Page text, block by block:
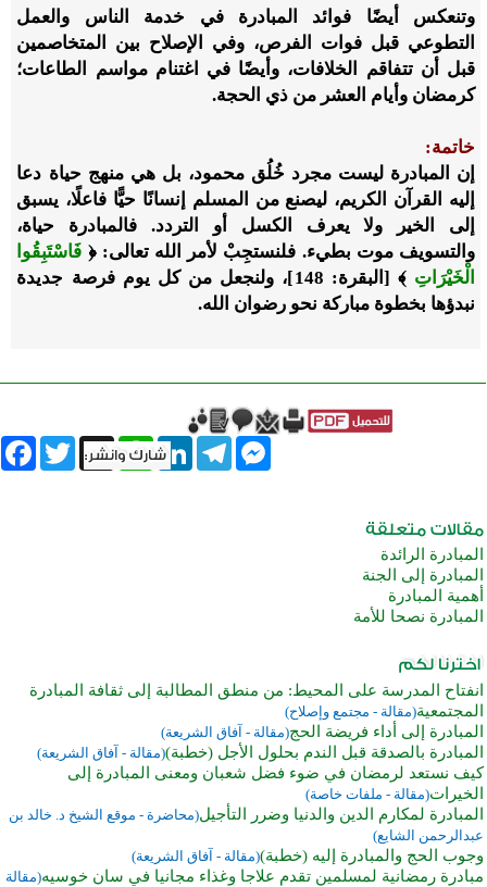
وتنعكس أيضًا فوائد المبادرة في خدمة الناس والعمل
التطوعي قبل فوات الفرص، وفي الإصلاح بين المتخاصمين
قبل أن تتفاقم الخلافات، وأيضًا في اغتنام مواسم الطاعات؛
كرمضان وأيام العشر من ذي الحجة.
خاتمة:
إن المبادرة ليست مجرد خُلُق محمود، بل هي منهج حياة دعا
إليه القرآن الكريم، ليصنع من المسلم إنسانًا حيًّا فاعلًا، يسبق
إلى الخير ولا يعرف الكسل أو التردد. فالمبادرة حياة،
والتسويف موت بطيء. فلنستجِبْ لأمر الله تعالى: ﴿ فَاسْتَبِقُوا
الْخَيْرَاتِ
﴾ [البقرة: 148]، ولنجعل من كل يوم فرصة جديدة
نبدؤها بخطوة مباركة نحو رضوان الله.
Twitter X
WhatsAppLinkedInTelegram
Messenger
المبادرة الرائدة
المبادرة إلى الجنة
أهمية المبادرة
المبادرة نصحا للأمة
انفتاح المدرسة على المحيط: من منطق المطالبة إلى ثقافة المبادرة
المجتمعية(مقالة - مجتمع وإصلاح)
المبادرة إلى أداء فريضة الحج(مقالة - آفاق الشريعة)
المبادرة بالصدقة قبل الندم بحلول الأجل (خطبة)(مقالة - آفاق الشريعة)
كيف نستعد لرمضان في ضوء فضل شعبان ومعنى المبادرة إلى
الخيرات(مقالة - ملفات خاصة)
المبادرة لمكارم الدين والدنيا وضرر التأجيل(محاضرة - موقع الشيخ د. خالد بن
عبدالرحمن الشايع)
وجوب الحج والمبادرة إليه (خطبة)(مقالة - آفاق الشريعة)
مبادرة رمضانية لمسلمين تقدم علاجا وغذاء مجانيا في سان خوسيه(مقالة